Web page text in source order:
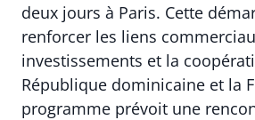
deux jours à Paris. Cette
renforcer les liens
investissements et la
République dominicaine et la
programme prévoit une